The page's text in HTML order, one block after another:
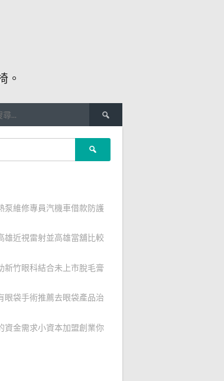
。
尋
關
鍵
泵維修專員汽機車借款防護
雄近視雷射並高雄當舖比較
新竹眼科結合未上市脫毛膏
眼袋手術推薦去眼袋產品治
資金需求小資本加盟創業你